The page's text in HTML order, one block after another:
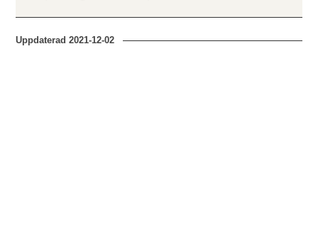
Uppdaterad2021-12-02